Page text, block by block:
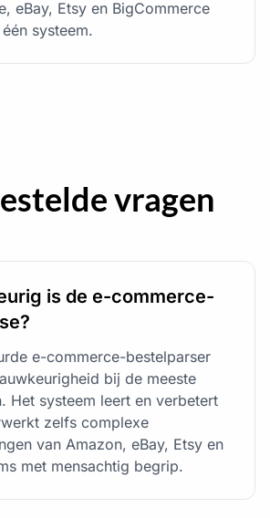
eBay, Etsy en BigCommerce
systeem.
vragen
is de e-commerce-
e-commerce-bestelparser
bij de meeste
Het systeem leert en verbetert
zelfs complexe
van Amazon, eBay, Etsy en
met mensachtig begrip.